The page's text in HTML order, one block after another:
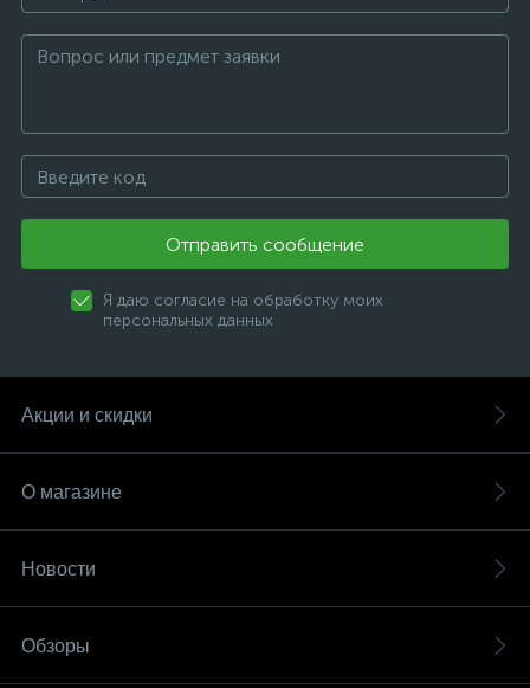
Отправить сообщение
Я даю согласие на обработку моих
персональных данных
Акции и скидки
О магазине
Новости
Обзоры